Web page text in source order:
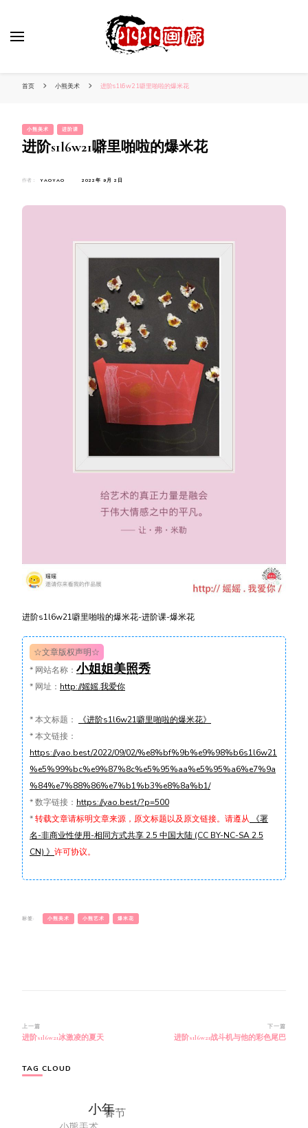
首页 小熊美术 进阶s1l6w21噼里啪啦的爆米花
小熊美术 进阶课
进阶s1l6w21噼里啪啦的爆米花
作者： YAOYAO 2022年 9月 2日
进阶s1l6w21噼里啪啦的爆米花-进阶课-爆米花
☆文章版权声明☆
* 网站名称： 小姐姐美照秀
* 网址： http://媱媱.我爱你
*本文标题：
《进阶s1l6w21噼里啪啦的爆米花》
*本文链接：
https://yao.best/2022/09/02/%e8%bf%9b%e9%98%b6s1l6w21
%e5%99%bc%e9%87%8c%e5%95%aa%e5%95%a6%e7%9a
%84%e7%88%86%e7%b1%b3%e8%8a%b1/
*数字链接： https://yao.best/?p=500
*转载文章请标明文章来源，原文标题以及原文链接。请遵从 《署
名-非商业性使用-相同方式共享 2.5 中国大陆 (CC BY-NC-SA 2.5
CN) 》 许可协议。
标签: 小熊美术 小熊艺术 爆米花
博
文
航
上一篇
进阶s1l6w21冰激凌的夏天
下一篇
进阶s1l6w21战斗机与他的彩色尾巴
TAG CLOUD